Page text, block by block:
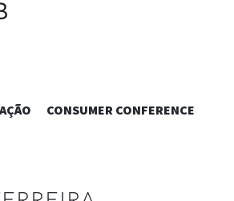
CONSUMER CONFERENCE